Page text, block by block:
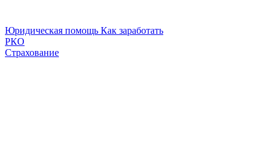
Юридическая помощь Как заработать
РКО
Страхование